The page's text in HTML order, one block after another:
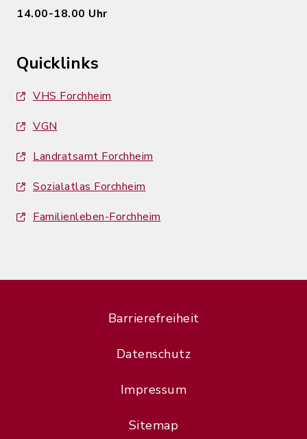
14.00-18.00 Uhr
Quicklinks
VHS Forchheim
VGN
Landratsamt Forchheim
Sozialatlas Forchheim
Familienleben-Forchheim
Barrierefreiheit
Datenschutz
Impressum
Sitemap